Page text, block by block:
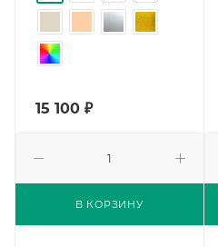
В КОРЗИНУ
15 100 ₽